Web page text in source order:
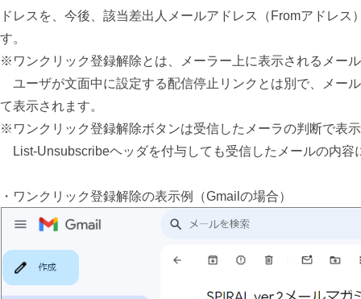
ドレスを、今後、該当差出人メールアドレス（Fromアドレ
す。
※ワンクリック登録解除とは、メーラー上に表示されるメー
ユーザが文面中に設定する配信停止リンクとは別で、メー
て表示されます。
※ワンクリック登録解除ボタンは受信したメーラの判断で表
List-Unsubscribeヘッダを付与しても受信したメールの内
・ワンクリック登録解除の表示例（Gmailの場合）